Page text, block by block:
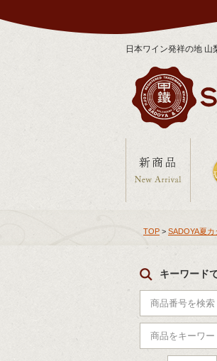
日本ワイン発祥の地
TOP > SADOYA夏カ
キーワード